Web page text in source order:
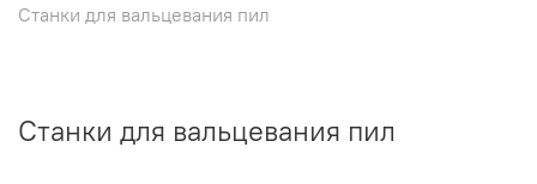
Станки для вальцевания пил
Станки для вальцевания пил